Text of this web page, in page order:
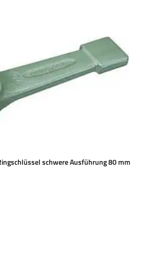
schwere Ausführung 80 mm